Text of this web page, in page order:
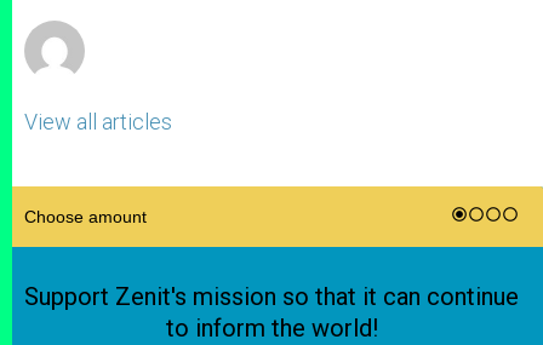
View all articles